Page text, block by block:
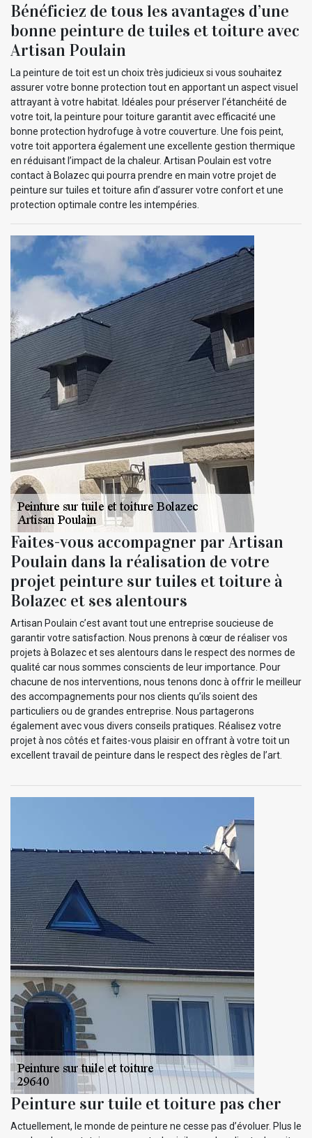
Bénéficiez de tous les avantages d’une
bonne peinture de tuiles et toiture avec
Artisan Poulain
La peinture de toit est un choix très judicieux si vous souhaitez
assurer votre bonne protection tout en apportant un aspect visuel
attrayant à votre habitat. Idéales pour préserver l’étanchéité de
votre toit, la peinture pour toiture garantit avec efficacité une
bonne protection hydrofuge à votre couverture. Une fois peint,
votre toit apportera également une excellente gestion thermique
en réduisant l’impact de la chaleur. Artisan Poulain est votre
contact à Bolazec qui pourra prendre en main votre projet de
peinture sur tuiles et toiture afin d’assurer votre confort et une
protection optimale contre les intempéries.
Faites-vous accompagner par Artisan
Poulain dans la réalisation de votre
projet peinture sur tuiles et toiture à
Bolazec et ses alentours
Artisan Poulain c’est avant tout une entreprise soucieuse de
garantir votre satisfaction. Nous prenons à cœur de réaliser vos
projets à Bolazec et ses alentours dans le respect des normes de
qualité car nous sommes conscients de leur importance. Pour
chacune de nos interventions, nous tenons donc à offrir le meilleur
des accompagnements pour nos clients qu’ils soient des
particuliers ou de grandes entreprise. Nous partagerons
également avec vous divers conseils pratiques. Réalisez votre
projet à nos côtés et faites-vous plaisir en offrant à votre toit un
excellent travail de peinture dans le respect des règles de l’art.
Peinture sur tuile et toiture pas cher
Actuellement, le monde de peinture ne cesse pas d’évoluer. Plus le